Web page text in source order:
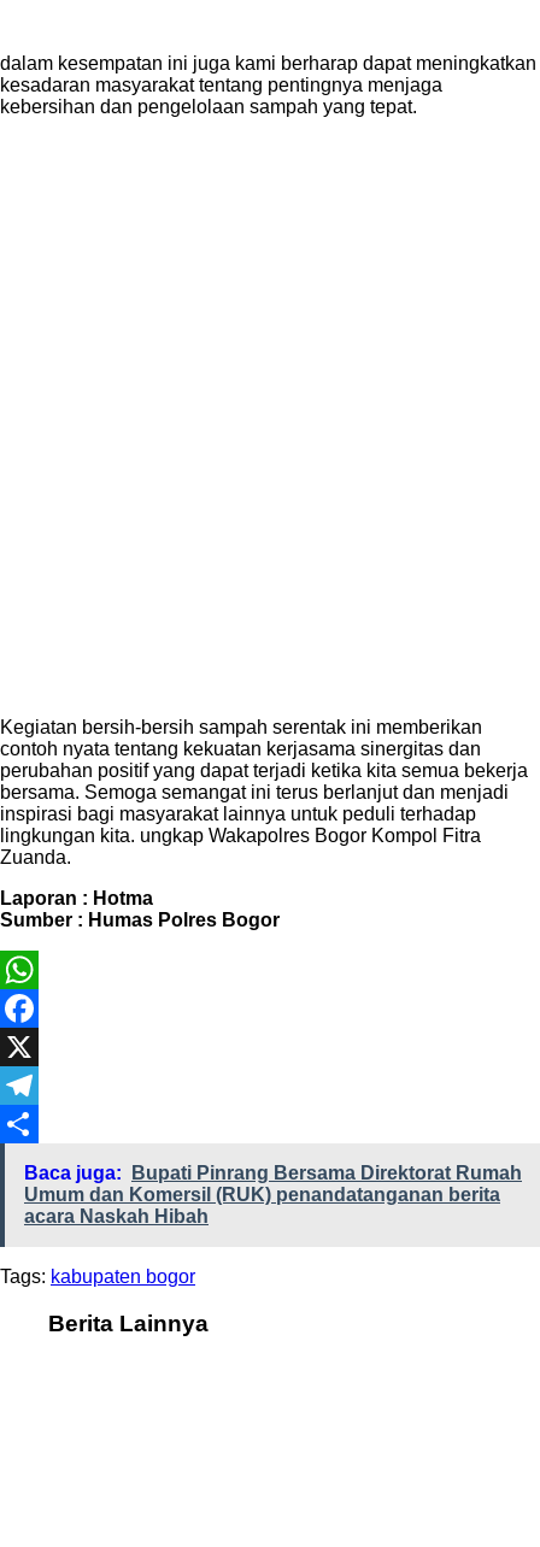
dalam kesempatan ini juga kami berharap dapat meningkatkan
kesadaran masyarakat tentang pentingnya menjaga
kebersihan dan pengelolaan sampah yang tepat.
Kegiatan bersih-bersih sampah serentak ini memberikan
contoh nyata tentang kekuatan kerjasama sinergitas dan
perubahan positif yang dapat terjadi ketika kita semua bekerja
bersama. Semoga semangat ini terus berlanjut dan menjadi
inspirasi bagi masyarakat lainnya untuk peduli terhadap
lingkungan kita. ungkap Wakapolres Bogor Kompol Fitra
Zuanda.
Laporan : Hotma
Sumber : Humas Polres Bogor
WhatsApp
Facebook
X
Telegram
Share
Baca juga:
Bupati Pinrang Bersama Direktorat Rumah
Umum dan Komersil (RUK) penandatanganan berita
acara Naskah Hibah
Tags: kabupaten bogor
Berita Lainnya